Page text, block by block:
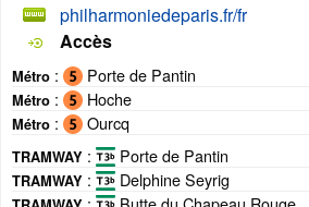
philharmoniedeparis.fr/fr
Accès
Métro : Porte de Pantin
Métro : Hoche
Métro : Ourcq
TRAMWAY : Porte de Pantin
TRAMWAY : Delphine Seyrig